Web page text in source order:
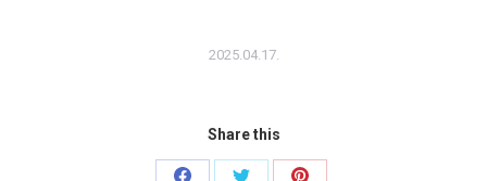
2025.04.17.
Share this